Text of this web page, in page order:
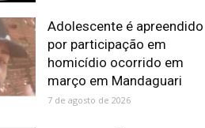
Adolescente é apreendido
por participação em
homicídio ocorrido em
março em Mandaguari
7 de agosto de 2026